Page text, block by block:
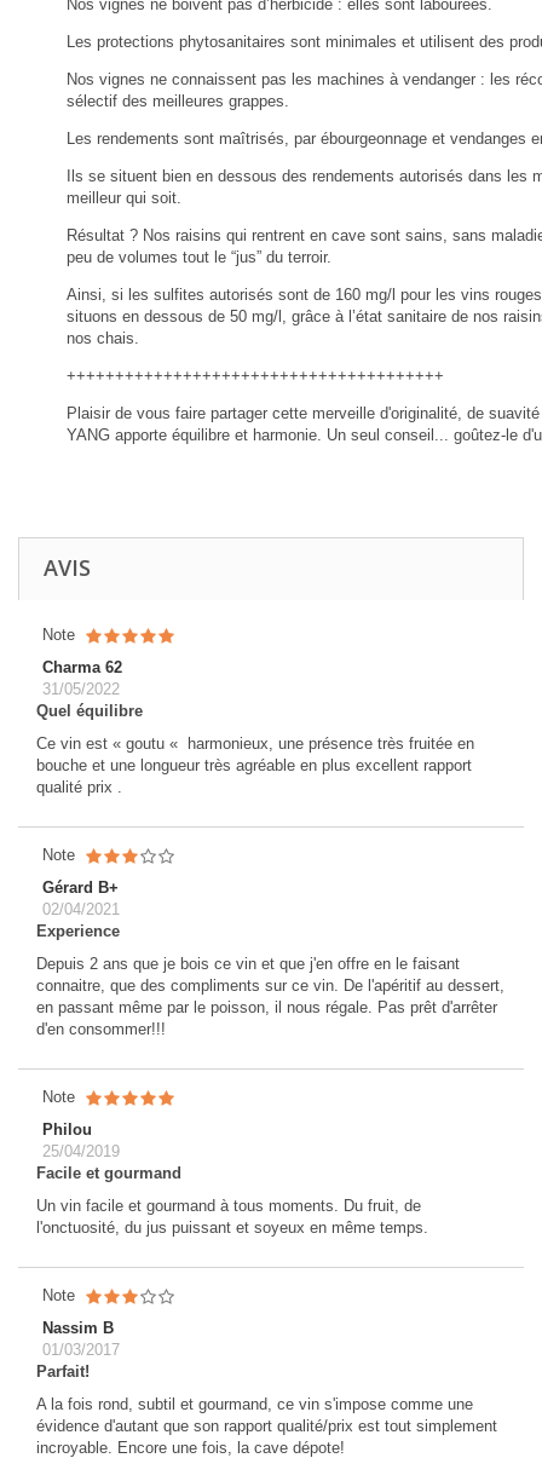
Nos vignes ne boivent pas d’herbicide : elles sont labourées.
Les protections phytosanitaires sont minimales et utilisent des
Nos vignes ne connaissent pas les machines à vendanger : les
sélectif des meilleures grappes.
Les rendements sont maîtrisés, par ébourgeonnage et vendanges
Ils se situent bien en dessous des rendements autorisés dans les
meilleur qui soit.
Résultat ? Nos raisins qui rentrent en cave sont sains, sans
peu de volumes tout le “jus” du terroir.
Ainsi, si les sulfites autorisés sont de 160 mg/l pour les vins
situons en dessous de 50 mg/l, grâce à l’état sanitaire de nos
nos chais.
+++++++++++++++++++++++++++++++++++++++
Plaisir de vous faire partager cette merveille d'originalité, de
YANG apporte équilibre et harmonie. Un seul conseil... goûtez-le
AVIS
Note
Charma 62
31/05/2022
Quel équilibre
Ce vin est « goutu « harmonieux, une présence très fruitée en
bouche et une longueur très agréable en plus excellent rapport
qualité prix .
Note
Gérard B+
02/04/2021
Experience
Depuis 2 ans que je bois ce vin et que j'en offre en le faisant
connaitre, que des compliments sur ce vin. De l'apéritif au dessert,
en passant même par le poisson, il nous régale. Pas prêt d'arrêter
d'en consommer!!!
Note
Philou
25/04/2019
Facile et gourmand
Un vin facile et gourmand à tous moments. Du fruit, de
l'onctuosité, du jus puissant et soyeux en même temps.
Note
Nassim B
01/03/2017
Parfait!
A la fois rond, subtil et gourmand, ce vin s'impose comme une
évidence d'autant que son rapport qualité/prix est tout simplement
incroyable. Encore une fois, la cave dépote!